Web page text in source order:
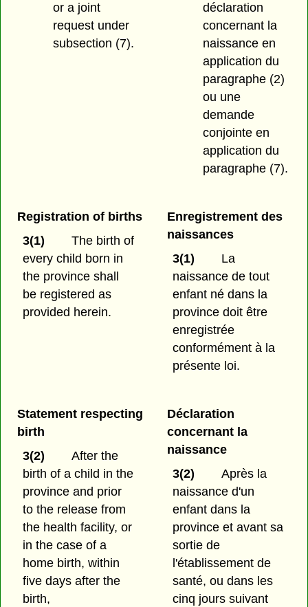
or a joint
request under
subsection (7).
déclaration
concernant la
naissance en
application du
paragraphe (2)
ou une
demande
conjointe en
application du
paragraphe (7).
Registration of births
3(1)
The birth of
every child born in
the province shall
be registered as
provided herein.
Enregistrement des
naissances
3(1)
La
naissance de tout
enfant né dans la
province doit être
enregistrée
conformément à la
présente loi.
Statement respecting
birth
3(2)
After the
birth of a child in the
province and prior
to the release from
the health facility, or
in the case of a
home birth, within
five days after the
birth,
Déclaration
concernant la
naissance
3(2)
Après la
naissance d'un
enfant dans la
province et avant sa
sortie de
l'établissement de
santé, ou dans les
cinq jours suivant